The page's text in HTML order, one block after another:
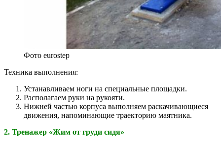
Фото eurostep
Техника выполнения:
Устанавливаем ноги на специальные площадки.
Располагаем руки на рукояти.
Нижней частью корпуса выполняем раскачивающиеся
движения, напоминающие траекторию маятника.
2. Тренажер «Жим от груди сидя»